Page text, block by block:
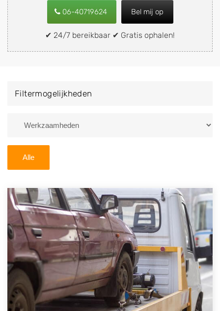
06-40719624 Bel mij op
✔ 24/7 bereikbaar ✔ Gratis ophalen!
uw auto, camper, vrachtwagen, motor of brommobiel
snel en eenvoudig verkopen aan een
demontagebedrijf in de buurt, deze zelf wegbrengen
naar de sloop of deze liever laten ophalen op een
van Dieren en ontvang een vergoeding voor uw oude
Zoekt u liever naar een sloperij in een andere plaats of
U kunt er ook voor kiezen om direct uw sloopauto te
verkopen en op te laten halen door de Sloopauto
Ophaaldienst van Autosloperijen.nl. Wij kunnen uw
auto gratis ophalen in Dieren. Neem telefonisch
contact op of maak een terugbelafspraak. Wilt u
direct een tweedehands auto onderdelen offerte
aanvragen? Dat kan via de Onderdelenlijn! Vul uw
kenteken in en druk op verzenden.
Wij kunnen u helpen met de inkoop van auto's van
Filtermogelijkheden
Alle